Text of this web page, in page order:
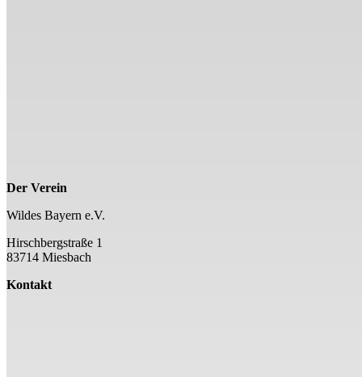
Der Verein
Wildes Bayern e.V.
Hirschbergstraße 1
83714 Miesbach
Kontakt